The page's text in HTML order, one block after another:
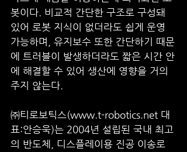
봇이다. 비교적 간단한 구조로 구성돼
있어 로봇 지식이 없더라도 쉽게 운영
가능하며, 유지보수 또한 간단하기 때문
에 트러블이 발생하더라도 짧은 시간 안
에 해결할 수 있어 생산에 영향을 거의
주지 않는다.
㈜티로보틱스(www.t-robotics.net 대
표:안승욱)는 2004년 설립된 국내 최고
의 반도체, 디스플레이용 진공 이송로